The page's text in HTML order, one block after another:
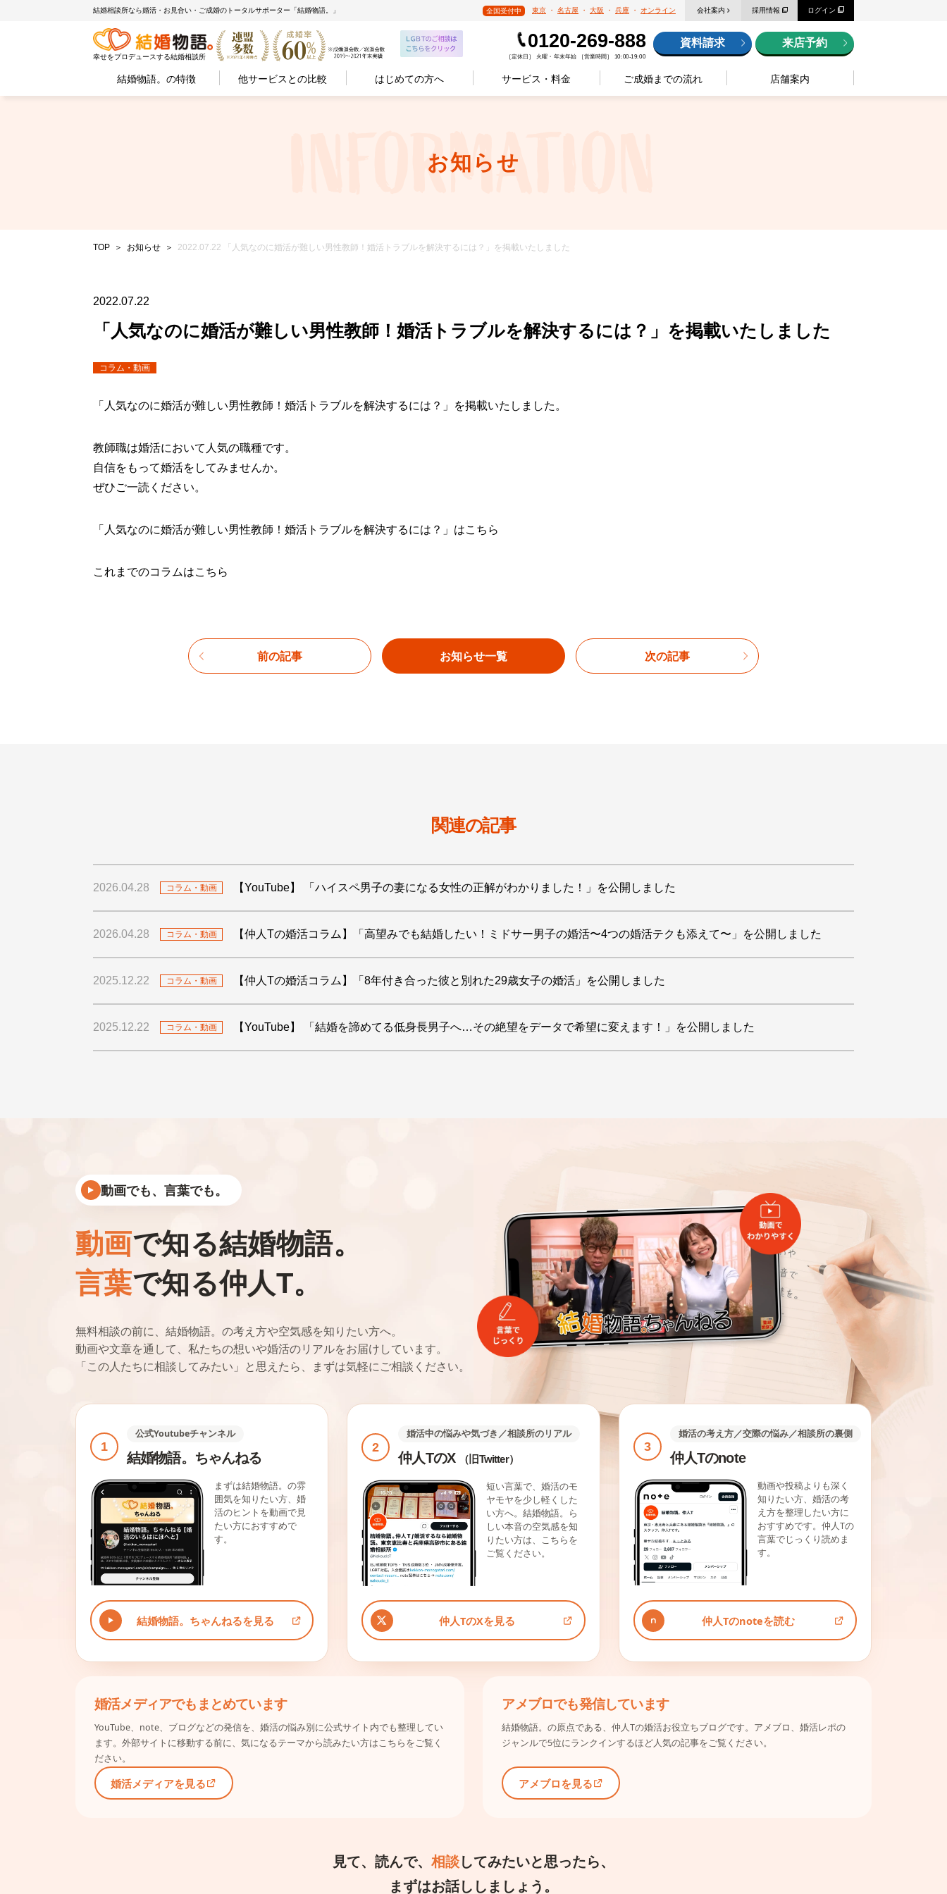
結婚相談所なら婚活・お見合い・ご成婚のトータルサポーター「結婚物語。」 全国受付中 東京 ・ 名古屋 ・ 大阪 ・ 兵庫 ・ オンライン 会社案内 採用情報 ログイン
幸せをプロデュースする結婚相談所
0120-269-888
［定休日］ 火曜・年末年始 ［営業時間］ 10:00-19:00
資料請求 来店予約
結婚物語。の特徴 他サービスとの比較 はじめての方へ サービス・料金 ご成婚までの流れ 店舗案内
お知らせ
TOP お知らせ 2022.07.22 「人気なのに婚活が難しい男性教師！婚活トラブルを解決するには？」を掲載いたしました
2022.07.22
「人気なのに婚活が難しい男性教師！婚活トラブルを解決するには？」を掲載いたしました
コラム・動画
「人気なのに婚活が難しい男性教師！婚活トラブルを解決するには？」 を掲載いたしました。
教師職は婚活において人気の職種です。
自信をもって婚活をしてみませんか。
ぜひご一読ください。
「人気なのに婚活が難しい男性教師！婚活トラブルを解決するには？」はこちら
これまでのコラムはこちら
前の記事 お知らせ一覧 次の記事
関連の記事
2026.04.28 コラム・動画 【YouTube】 「ハイスペ男子の妻になる女性の正解がわかりました！」を公開しました
2026.04.28 コラム・動画 【仲人Tの婚活コラム】「高望みでも結婚したい！ミドサー男子の婚活〜4つの婚活テクも添えて〜」を公開しました
2025.12.22 コラム・動画 【仲人Tの婚活コラム】「8年付き合った彼と別れた29歳女子の婚活」を公開しました
2025.12.22 コラム・動画 【YouTube】 「結婚を諦めてる低身長男子へ…その絶望をデータで希望に変えます！」を公開しました
動画でも、言葉でも。
動画で知る結婚物語。
言葉で知る仲人T。
無料相談の前に、結婚物語。の考え方や空気感を知りたい方へ。
動画や文章を通して、私たちの想いや婚活のリアルをお届けしています。
「この人たちに相談してみたい」と思えたら、まずは気軽にご相談ください。
1
公式Youtubeチャンネル
結婚物語。ちゃんねる
まずは結婚物語。の雰
囲気を知りたい方、婚
活のヒントを動画で見
たい方におすすめで
す。
結婚物語。ちゃんねるを見る
2
婚活中の悩みや気づき／相談所のリアル
仲人TのX （旧Twitter）
短い言葉で、婚活のモ
ヤモヤを少し軽くした
い方へ。結婚物語。ら
しい本音の空気感を知
りたい方は、こちらを
ご覧ください。
仲人TのXを見る
3
婚活の考え方／交際の悩み／相談所の裏側
仲人Tのnote
動画や投稿よりも深く
知りたい方、婚活の考
え方を整理したい方に
おすすめです。仲人Tの
言葉でじっくり読めま
す。
仲人Tのnoteを読む
婚活メディアでもまとめています
YouTube、note、ブログなどの発信を、婚活の悩み別に公式サイト内でも整理してい
ます。外部サイトに移動する前に、気になるテーマから読みたい方はこちらをご覧く
ださい。
婚活メディアを見る
アメブロでも発信しています
結婚物語。の原点である、仲人Tの婚活お役立ちブログです。アメブロ、婚活レポの
ジャンルで5位にランクインするほど人気の記事をご覧ください。
アメブロを見る
見て、読んで、 相談してみたいと思ったら、
まずはお話ししましょう。